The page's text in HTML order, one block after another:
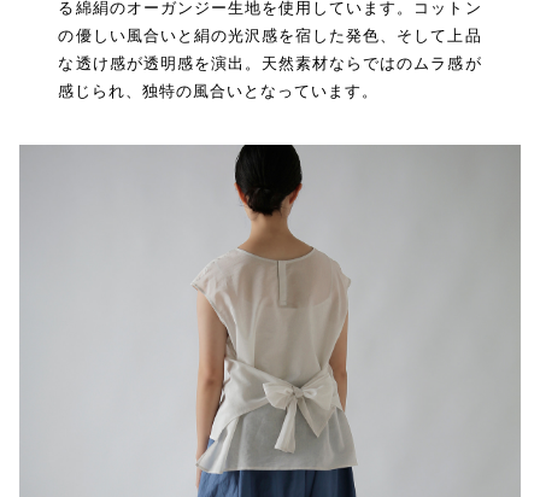
る綿絹のオーガンジー生地を使用しています。コットン
の優しい風合いと絹の光沢感を宿した発色、そして上品
な透け感が透明感を演出。天然素材ならではのムラ感が
感じられ、独特の風合いとなっています。